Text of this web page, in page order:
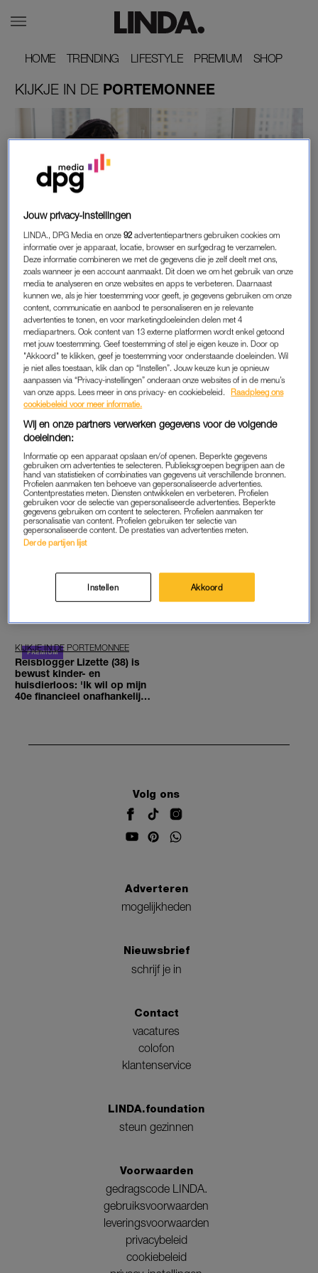
HOME
HOME TRENDING
TRENDING LIFESTYLE
LIFESTYLE PREMIUM
PREMIUM SHOP
SHOP
KIJKJE IN DE PORTEMONNEE
KIJKJE IN DE PORTEMONNEE
KIJKEN IN HET KASBOEKJE VAN SANNE (34):
'OP PAPIER HOUDEN WE VEEL OVER, IN HET
ECHT ... NIETS'
KIJKJE IN DE PORTEMONNEE
Kijkje in het Kasboekje van
Anouk (28): ‘Als ik bezuinig,
dan op mezelf’
KIJKJE IN DE PORTEMONNEE
Kijkje in het kasboekje van
Margriet (32): ‘SOMS DENK
IK HOERA! IK HEB MEER
GELD DAN IK DACHT’
KIJKJE IN DE PORTEMONNEE
Verpleegkundige Mischa (28)
verdient 3300 euro per
maand: 'Ik heb ooit een reis
gemaakt die 5000 euro
kostte voor acht dagen'
Esther (33) werkt 20 uur in de
week, maar kocht op haar
één-kapwoning
KIJKJE IN DE PORTEMONNEE
Larissa (25) spaart 1000 euro
per maand: 'Ik kon eigenlijk
helemaal niet met geld
omgaan'
KIJKJE IN DE PORTEMONNEE
Het Kasboekje van Kim Trotz
(35): ‘We geven 150 euro per
maand uit aan geitenmelk'
Janouk leerde na haar
scheiding hoe ze het beste
met geld kon omgaan:
zo op te letten'
Nicole (33) heeft een
vakantiehuis in Spanje: 'We
proberen er 100 dagen per
KIJKJE IN DE PORTEMONNEE
Reisblogger Lizette (38) is
bewust kinder- en
huisdierloos: 'Ik wil op mijn
40e financieel onafhankelijk
Volg ons
Adverteren
mogelijkheden
Nieuwsbrief
schrijf je in
Contact
vacatures
colofon
klantenservice
LINDA.foundation
steun gezinnen
Voorwaarden
gedragscode LINDA.
gebruiksvoorwaarden
leveringsvoorwaarden
privacybeleid
cookiebeleid
Jouw privacy-instellingen
LINDA., DPG Media en onze92 advertentiepartners gebruiken cookies om
informatie over je apparaat, locatie, browser en surfgedrag te verzamelen.
Deze informatie combineren we met de gegevens die je zelf deelt met ons,
zoals wanneer je een account aanmaakt. Dit doen we om het gebruik van onze
media te analyseren en onze websites en apps te verbeteren. Daarnaast
kunnen we, als je hier toestemming voor geeft, je gegevens gebruiken om onze
content, communicatie en aanbod te personaliseren en je relevante
advertenties te tonen, en voor marketingdoeleinden delen met 4
mediapartners. Ook content van 13 externe platformen wordt enkel getoond
met jouw toestemming. Geef toestemming of stel je eigen keuze in. Door op
"Akkoord" te klikken, geef je toestemming voor onderstaande doeleinden. Wil
je niet alles toestaan, klik dan op “Instellen”. Jouw keuze kun je opnieuw
aanpassen via “Privacy-instellingen” onderaan onze websites of in de menu’s
van onze apps. Lees meer in ons privacy- en cookiebeleid.
Raadpleeg ons
cookiebeleid voor meer informatie.
Wij en onze partners verwerken gegevens voor de volgende
doeleinden:
Informatie op een apparaat opslaan en/of openen. Beperkte gegevens
gebruiken om advertenties te selecteren. Publieksgroepen begrijpen aan de
hand van statistieken of combinaties van gegevens uit verschillende bronnen.
Profielen aanmaken ten behoeve van gepersonaliseerde advertenties.
Contentprestaties meten. Diensten ontwikkelen en verbeteren. Profielen
gebruiken voor de selectie van gepersonaliseerde advertenties. Beperkte
gegevens gebruiken om content te selecteren. Profielen aanmaken ter
personalisatie van content. Profielen gebruiken ter selectie van
gepersonaliseerde content. De prestaties van advertenties meten.
Derde partijen lijst
Instellen Akkoord